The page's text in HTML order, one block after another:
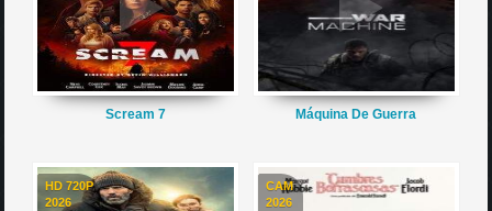
Scream 7 Máquina De Guerra
HD 720P
2026
CAM
2026